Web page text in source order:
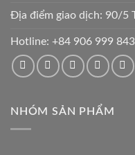
Địa điểm giao dịch: 90/5
Hotline: +84 906 999 843
NHÓM SẢN PHẨM